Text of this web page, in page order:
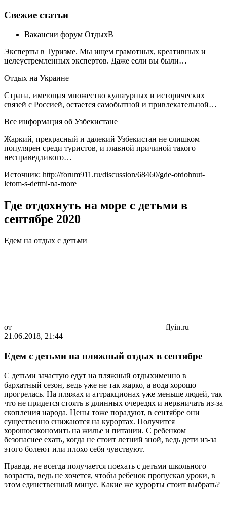
Свежие статьи
Вакансии форум ОтдыхВ
Эксперты в Туризме. Мы ищем грамотных, креативных и
целеустремленных экспертов. Даже если вы были…
Отдых на Украине
Страна, имеющая множество культурных и исторических
связей с Россией, остается самобытной и привлекательной…
Все информация об Узбекистане
Жаркий, прекрасный и далекий Узбекистан не слишком
популярен среди туристов, и главной причиной такого
несправедливого…
Источник: http://forum911.ru/discussion/68460/gde-otdohnut-
letom-s-detmi-na-more
Где отдохнуть на море с детьми в
сентябре 2020
Едем на отдых с детьми
от
flyin.ru
21.06.2018, 21:44
Едем с детьми на пляжный отдых в сентябре
С детьми зачастую едут на пляжный отдыхименно в
бархатный сезон, ведь уже не так жарко, а вода хорошо
прогрелась. На пляжах и аттракционах уже меньше людей, так
что не придется стоять в длинных очередях и нервничать из-за
скопления народа. Цены тоже порадуют, в сентябре они
существенно снижаются на курортах. Получится
хорошосэкономить на жилье и питании. С ребенком
безопаснее ехать, когда не стоит летний зной, ведь дети из-за
этого болеют или плохо себя чувствуют.
Правда, не всегда получается поехать с детьми школьного
возраста, ведь не хочется, чтобы ребенок пропускал уроки, в
этом единственный минус. Какие же курорты стоит выбрать?